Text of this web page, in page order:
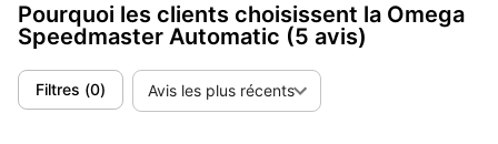
Pourquoi les clients choisissent la Omega
Speedmaster Automatic (5 avis)
Filtres (0) Avis les plus récents